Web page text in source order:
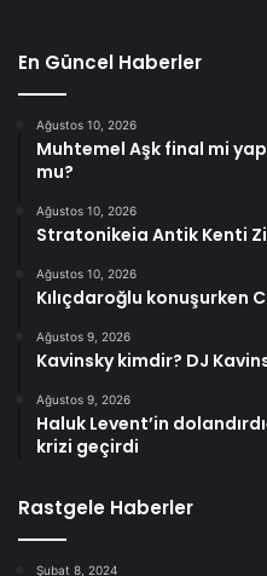
En Güncel Haberler
Ağustos 10, 2026
Muhtemel Aşk final mi
mu?
Ağustos 10, 2026
Stratonikeia Antik Kenti
Ağustos 10, 2026
Kılıçdaroğlu konuşurken
Ağustos 9, 2026
Kavinsky kimdir? DJ
Ağustos 9, 2026
Haluk Levent’in
krizi geçirdi
Rastgele Haberler
Şubat 8, 2024